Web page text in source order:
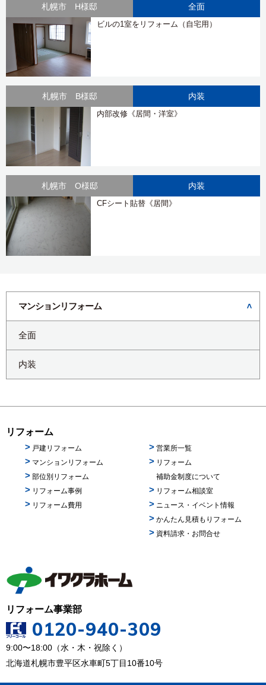
札幌市 H様邸 全面
ビルの1室をリフォーム（自宅用）
札幌市 B様邸 内装
内部改修《居間・洋室》
札幌市 O様邸 内装
CFシート貼替《居間》
マンションリフォーム
全面
内装
リフォーム
戸建リフォーム
マンションリフォーム
部位別リフォーム
リフォーム事例
リフォーム費用
営業所一覧
リフォーム
補助金制度について
リフォーム相談室
ニュース・イベント情報
かんたん見積もりフォーム
資料請求・お問合せ
リフォーム事業部
0120-940-309
9:00〜18:00（水・木・祝除く）
北海道札幌市豊平区水車町5丁目10番10号